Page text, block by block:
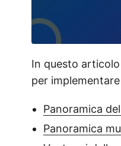
In questo
per
Panoramica
Panoramica